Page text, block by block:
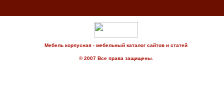
Мебель корпусная - мебельный каталог сайтов и статей
© 2007 Все права защищены.